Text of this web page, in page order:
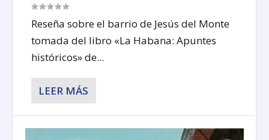
Reseña sobre el barrio de Jesús del Monte
tomada del libro «La Habana: Apuntes
históricos» de...
LEER MÁS